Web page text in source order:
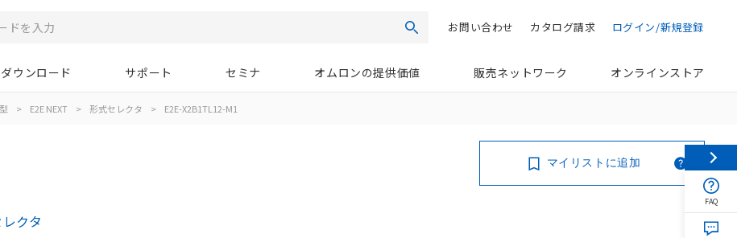
検索 ログイン/新規登録
カタログ請求
お問い合わせ
ダウンロード サポート セミナ オムロンの提供価値 販売ネットワーク オンラインストア
> E2E NEXT > 形式セレクタ > E2E-X2B1TL12-M1
クタ
マイリストに追加
FAQ